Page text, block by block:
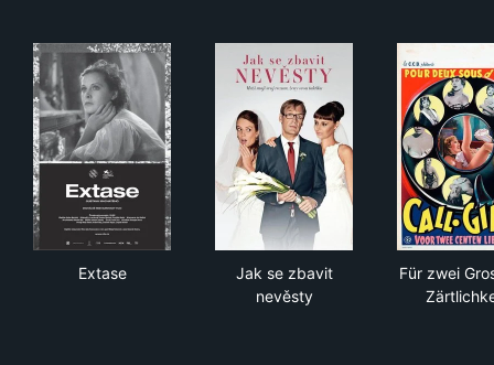
Extase
Jak se zbavit
nevěsty
Für zwei